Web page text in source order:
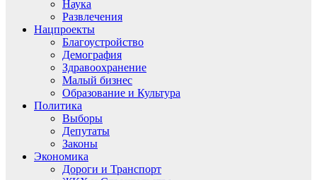
Наука
Развлечения
Нацпроекты
Благоустройство
Демография
Здравоохранение
Малый бизнес
Образование и Культура
Политика
Выборы
Депутаты
Законы
Экономика
Дороги и Транспорт